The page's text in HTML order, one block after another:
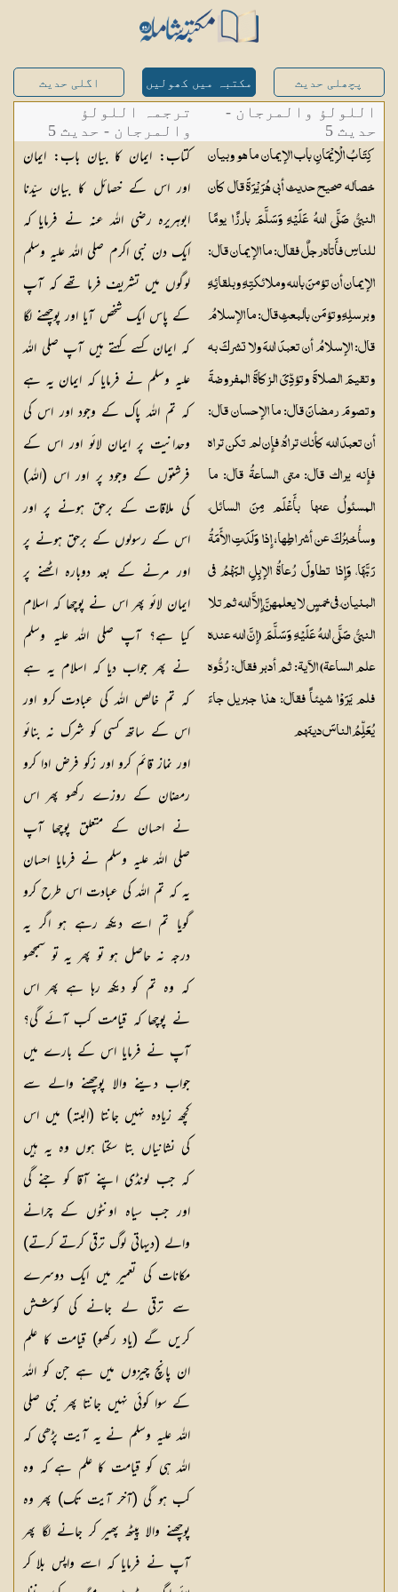
پچھلی حدیث مکتبہ میں کھولیں اگلی حدیث
اللولؤ والمرجان -
حدیث 5
کِتَابُ الْاِیْمَانِ باب الإیمان ما ہو وبیان
خصالہ صحيح حديث أبي هُرَيْرَةَ قال كان
النبيُّ صَلَّى اللهُ عَلَيْهِ وَسَلَّمَ بارزًا يومًا
للناسِ فأَتاه رجلٌ فقال: ما الإيمان قال:
الإيمان أن تؤمنَ بالله وملائكتِهِ وبلقائِهِ
وبرسلِهِ وتؤمَن بالبعثِ قال: ما الإسلامُ
قال: الإسلامُ أن تعبدَ اللهَ ولا تشركَ به
وتقيمَ الصلاةَ وتؤدِّيَ الزكاةَ المفروضةَ
وتصومَ رمضانَ قال: ما الإحسان قال:
أن تعبدَ الله كأنك تراهُ، فإِن لم تكن تراه
فإِنه يراك قال: متى الساعةُ قال: ما
المسئولُ عنها بأَعْلَم مِنَ السائل،
وسأُخبرُكَ عن أشراطِها؛ إِذا وَلَدَتِ الأَمَةُ
رَبَّهَا، وَإِذا تطاولَ رُعاةُ الإبِلِ البَهْمُ في
البنيان، في خمسٍ لا يعلمهنَّ إِلاَّ الله ثم تلا
النبيُّ صَلَّى اللهُ عَلَيْهِ وَسَلَّمَ (إِنَّ الله عنده
علم الساعة) الآية: ثم أدبر فقال: رُدُّوه
فلم يَرَوْا شيئاً فقال: هذا جبريل جاءَ
يُعَلِّمُ الناسَ دينَهم
ترجمہ اللولؤ
والمرجان - حدیث 5
کتاب: ایمان کا بیان باب: ایمان
اور اس کے خصائل کا بیان سیّدنا
ابوہریرہ رضی اللہ عنہ نے فرمایا کہ
ایک دن نبی اکرم صلی اللہ علیہ وسلم
لوگوں میں تشریف فرما تھے کہ آپ
کے پاس ایک شخص آیا اور پوچھنے لگا
کہ ایمان کسے کہتے ہیں آپ صلی اللہ
علیہ وسلم نے فرمایا کہ ایمان یہ ہے
کہ تم اللہ پاک کے وجود اور اس کی
وحدانیت پر ایمان لائو اور اس کے
فرشتوں کے وجود پر اور اس (اللہ)
کی ملاقات کے برحق ہونے پر اور
اس کے رسولوں کے برحق ہونے پر
اور مرنے کے بعد دوبارہ اٹھنے پر
ایمان لائو پھر اس نے پوچھا کہ اسلام
کیا ہے؟ آپ صلی اللہ علیہ وسلم
نے پھر جواب دیا کہ اسلام یہ ہے
کہ تم خالص اللہ کی عبادت کرو اور
اس کے ساتھ کسی کو شرک نہ بنائو
اور نماز قائم کرو اور زکو فرض ادا کرو
رمضان کے روزے رکھو پھر اس
نے احسان کے متعلق پوچھا آپ
صلی اللہ علیہ وسلم نے فرمایا احسان
یہ کہ تم اللہ کی عبادت اس طرح کرو
گویا تم اسے دیکھ رہے ہو اگر یہ
درجہ نہ حاصل ہو تو پھر یہ تو سمجھو
کہ وہ تم کو دیکھ رہا ہے پھر اس
نے پوچھا کہ قیامت کب آئے گی؟
آپ نے فرمایا اس کے بارے میں
جواب دینے والا پوچھنے والے سے
کچھ زیادہ نہیں جانتا (البتہ) میں اس
کی نشانیاں بتا سکتا ہوں وہ یہ ہیں
کہ جب لونڈی اپنے آقا کو جنے گی
اور جب سیاہ اونٹوں کے چرانے
والے (دیہاتی لوگ ترقی کرتے کرتے)
مکانات کی تعمیر میں ایک دوسرے
سے ترقی لے جانے کی کوشش
کریں گے (یاد رکھو) قیامت کا علم
ان پانچ چیزوں میں ہے جن کو اللہ
کے سوا کوئی نہیں جانتا پھر نبی صلی
اللہ علیہ وسلم نے یہ آیت پڑھی کہ
اللہ ہی کو قیامت کا علم ہے کہ وہ
کب ہو گی (آخر آیت تک) پھر وہ
پوچھنے والا پیٹھ پھیر کر جانے لگا پھر
آپ نے فرمایا کہ اسے واپس بلا کر